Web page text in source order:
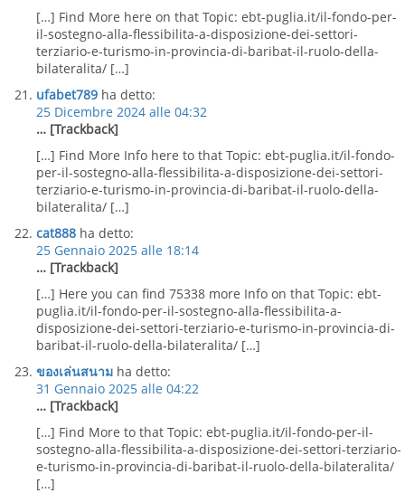
[…] Find More here on that Topic: ebt-puglia.it/il-fondo-per-
il-sostegno-alla-flessibilita-a-disposizione-dei-settori-
terziario-e-turismo-in-provincia-di-baribat-il-ruolo-della-
bilateralita/ […]
ufabet789 ha detto:
25 Dicembre 2024 alle 04:32
… [Trackback]
[…] Find More Info here to that Topic: ebt-puglia.it/il-fondo-
per-il-sostegno-alla-flessibilita-a-disposizione-dei-settori-
terziario-e-turismo-in-provincia-di-baribat-il-ruolo-della-
bilateralita/ […]
cat888 ha detto:
25 Gennaio 2025 alle 18:14
… [Trackback]
[…] Here you can find 75338 more Info on that Topic: ebt-
puglia.it/il-fondo-per-il-sostegno-alla-flessibilita-a-
disposizione-dei-settori-terziario-e-turismo-in-provincia-di-
baribat-il-ruolo-della-bilateralita/ […]
ของเล่นสนาม ha detto:
31 Gennaio 2025 alle 04:22
… [Trackback]
[…] Find More to that Topic: ebt-puglia.it/il-fondo-per-il-
sostegno-alla-flessibilita-a-disposizione-dei-settori-terziario-
e-turismo-in-provincia-di-baribat-il-ruolo-della-bilateralita/
[…]